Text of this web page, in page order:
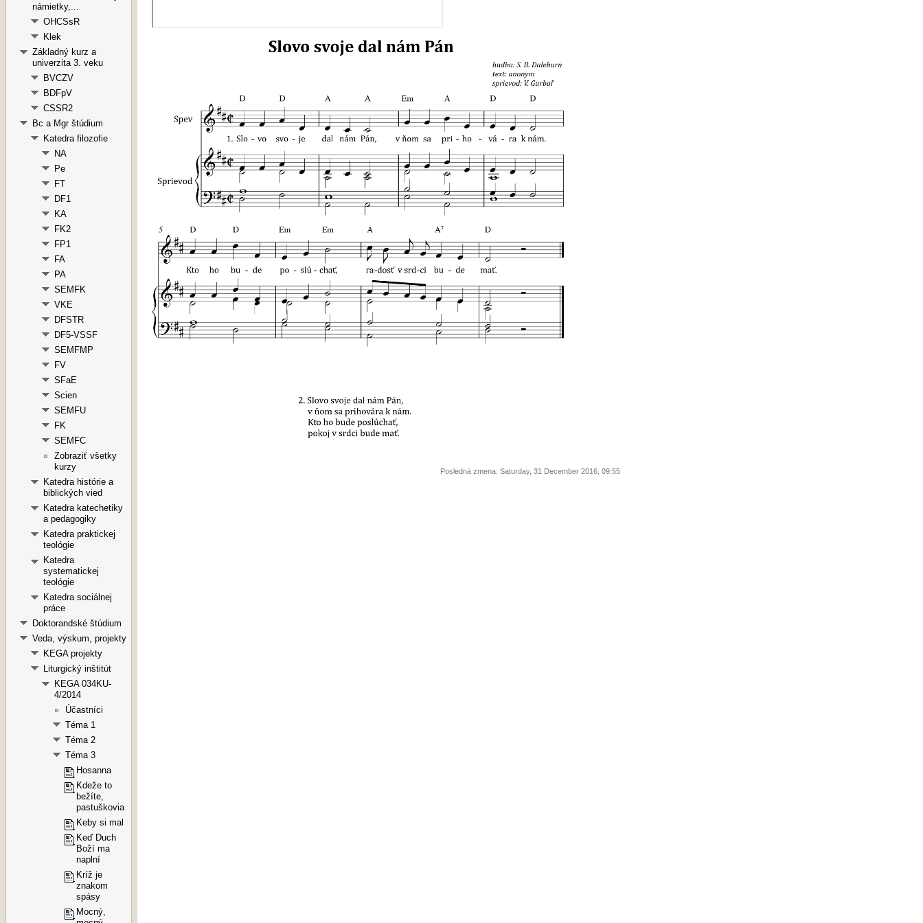
Posledná zmena: Saturday, 31 December 2016, 09:55
námietky,...
OHCSsR
Klek
Základný kurz a
univerzita 3. veku
BVCZV
BDFpV
CSSR2
Bc a Mgr štúdium
Katedra filozofie
NA
Pe
FT
DF1
KA
FK2
FP1
FA
PA
SEMFK
VKE
DFSTR
DF5-VSSF
SEMFMP
FV
SFaE
Scien
SEMFU
FK
SEMFC
Zobraziť všetky
kurzy
Katedra histórie a
biblických vied
Katedra katechetiky
a pedagogiky
Katedra praktickej
teológie
Katedra
systematickej
teológie
Katedra sociálnej
práce
Doktorandské štúdium
Veda, výskum, projekty
KEGA projekty
Liturgický inštitút
KEGA 034KU-
4/2014
Účastníci
Téma 1
Téma 2
Téma 3
Hosanna
Kdeže to
bežíte,
pastuškovia
Keby si mal
Keď Duch
Boží ma
naplní
Kríž je
znakom
spásy
Mocný,